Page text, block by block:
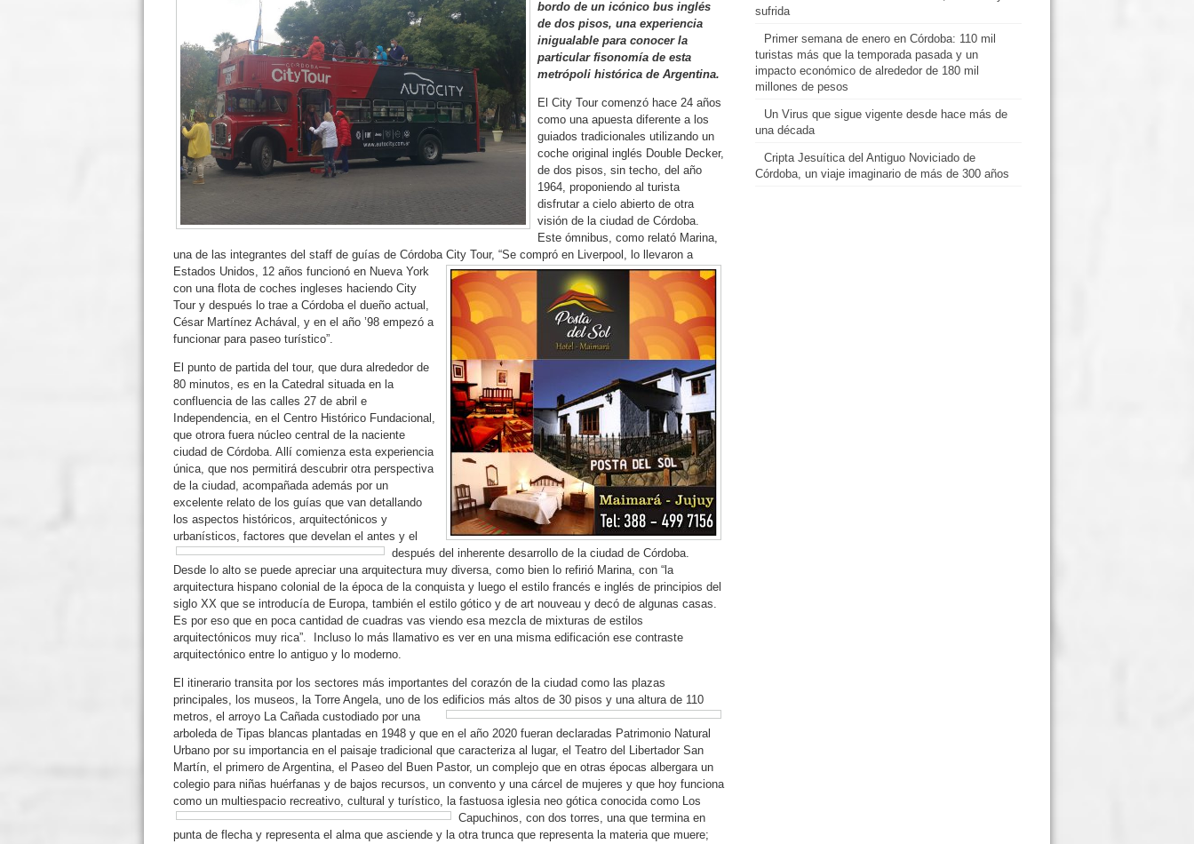
bordo de un icónico bus inglés
de dos pisos, una experiencia
inigualable para conocer la
particular fisonomía de esta
metrópoli histórica de Argentina.
El City Tour comenzó hace 24 años
como una apuesta diferente a los
guiados tradicionales utilizando un
coche original inglés Double Decker,
de dos pisos, sin techo, del año
1964, proponiendo al turista
disfrutar a cielo abierto de otra
visión de la ciudad de Córdoba.
Este ómnibus, como relató Marina,
una de las integrantes del staff de guías de Córdoba City Tour, “Se compró en Liverpool, lo llevaron a
Estados Unidos, 12 años funcionó en Nueva York
con una flota de coches ingleses haciendo City
Tour y después lo trae a Córdoba el dueño actual,
César Martínez Achával, y en el año ’98 empezó a
funcionar para paseo turístico”.
El punto de partida del tour, que dura alrededor de
80 minutos, es en la Catedral situada en la
confluencia de las calles 27 de abril e
Independencia, en el Centro Histórico Fundacional,
que otrora fuera núcleo central de la naciente
ciudad de Córdoba. Allí comienza esta experiencia
única, que nos permitirá descubrir otra perspectiva
de la ciudad, acompañada además por un
excelente relato de los guías que van detallando
los aspectos históricos, arquitectónicos y
urbanísticos, factores que develan el antes y el
después del inherente desarrollo de la ciudad de Córdoba.
Desde lo alto se puede apreciar una arquitectura muy diversa, como bien lo refirió Marina, con “la
arquitectura hispano colonial de la época de la conquista y luego el estilo francés e inglés de principios del
siglo XX que se introducía de Europa, también el estilo gótico y de art nouveau y decó de algunas casas.
Es por eso que en poca cantidad de cuadras vas viendo esa mezcla de mixturas de estilos
arquitectónicos muy rica”. Incluso lo más llamativo es ver en una misma edificación ese contraste
arquitectónico entre lo antiguo y lo moderno.
El itinerario transita por los sectores más importantes del corazón de la ciudad como las plazas
principales, los museos, la Torre Angela, uno de los edificios más altos de 30 pisos y una altura de 110
metros, el arroyo La Cañada custodiado poruna
arboleda de Tipas blancas plantadas en 1948 y que en el año 2020 fueran declaradas Patrimonio Natural
Urbano por su importancia en el paisaje tradicional que caracteriza al lugar, el Teatro del Libertador San
Martín, el primero de Argentina, el Paseo del Buen Pastor, un complejo que en otras épocas albergara un
colegio para niñas huérfanas y de bajos recursos, un convento y una cárcel de mujeres y que hoy funciona
como un multiespacio recreativo, cultural y turístico, la fastuosa iglesia neo gótica conocida como Los
Capuchinos, con dos torres, una que termina en
punta de flecha y representa el alma que asciende y la otra trunca que representa la materia que muere;
sufrida
Primer semana de enero en Córdoba: 110 mil
turistas más que la temporada pasada y un
impacto económico de alrededor de 180 mil
millones de pesos
Un Virus que sigue vigente desde hace más de
una década
Cripta Jesuítica del Antiguo Noviciado de
Córdoba, un viaje imaginario de más de 300 años